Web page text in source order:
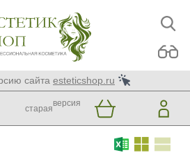
сайта esteticshop.ru
старая
версия